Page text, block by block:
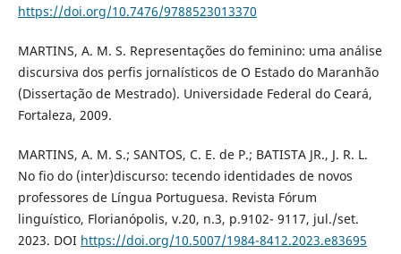
https://doi.org/10.7476/9788523013370
MARTINS, A. M. S. Representações do feminino: uma análise
discursiva dos perfis jornalísticos de O Estado do Maranhão
(Dissertação de Mestrado). Universidade Federal do Ceará,
Fortaleza, 2009.
MARTINS, A. M. S.; SANTOS, C. E. de P.; BATISTA JR., J. R. L.
No fio do (inter)discurso: tecendo identidades de novos
professores de Língua Portuguesa. Revista Fórum
linguístico, Florianópolis, v.20, n.3, p.9102- 9117, jul./set.
2023. DOI https://doi.org/10.5007/1984-8412.2023.e83695